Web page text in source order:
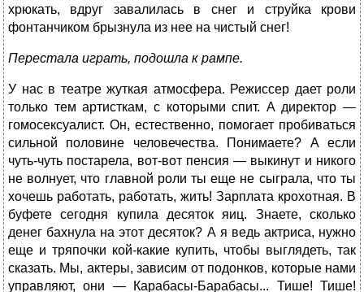
хрюкать, вдруг завалилась в снег и струйка крови
фонтанчиком брызнула из нее на чистый снег!
Перестала играть, подошла к рампе.
У нас в театре жуткая атмосфера. Режиссер дает роли
только тем артисткам, с которыми спит. А директор —
гомосексуалист. Он, естественно, помогает пробиваться
сильной половине человечества. Понимаете? А если
чуть-чуть постарела, вот-вот пенсия — выкинут и никого
не волнует, что главной роли ты еще не сыграла, что ты
хочешь работать, работать, жить! Зарплата крохотная. В
буфете сегодня купила десяток яиц. Знаете, сколько
денег бахнула на этот десяток? А я ведь актриса, нужно
еще и тряпочки кой-какие купить, чтобы выглядеть, так
сказать. Мы, актеры, зависим от подонков, которые нами
управляют, они — Карабасы-Барабасы... Тише! Тише!